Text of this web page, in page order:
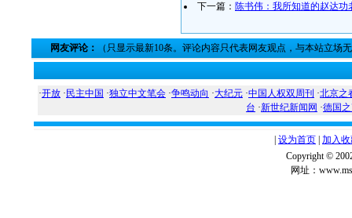
下一篇： 陈书伟：我所知道的赵达功
网友评论： （只显示最新10条。评论内容只代表网友观点，与本站立场
·开放 · 民主中国 ·独立中文笔会 ·争鸣动向 ·大纪元 ·中国人权双周刊 ·北京之
台 ·新世纪新闻网 ·德国
设为首页 加入
Copyright ©
网址：